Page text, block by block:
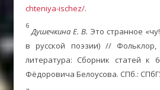
chteniya-ischez/.
6
Душечкина Е. В. Это странное
в русской поэзии) // Фольклор,
литература: Сборник статей к
Фёдоровича Белоусова. СПб.: